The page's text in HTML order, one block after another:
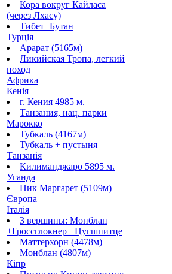
Кора вокруг Кайласа
(через Лхасу)
Тибет+Бутан
Турція
Арарат (5165м)
Ликийская Тропа, легкий
поход
Африка
Кенія
г. Кения 4985 м.
Танзания, нац. парки
Марокко
Тубкаль (4167м)
Тубкаль + пустыня
Танзанія
Килиманджаро 5895 м.
Уганда
Пик Маргарет (5109м)
Європа
Італія
3 вершины: Монблан
+Гроссглокнер +Цугшпитце
Маттерхорн (4478м)
Монблан (4807м)
Кіпр